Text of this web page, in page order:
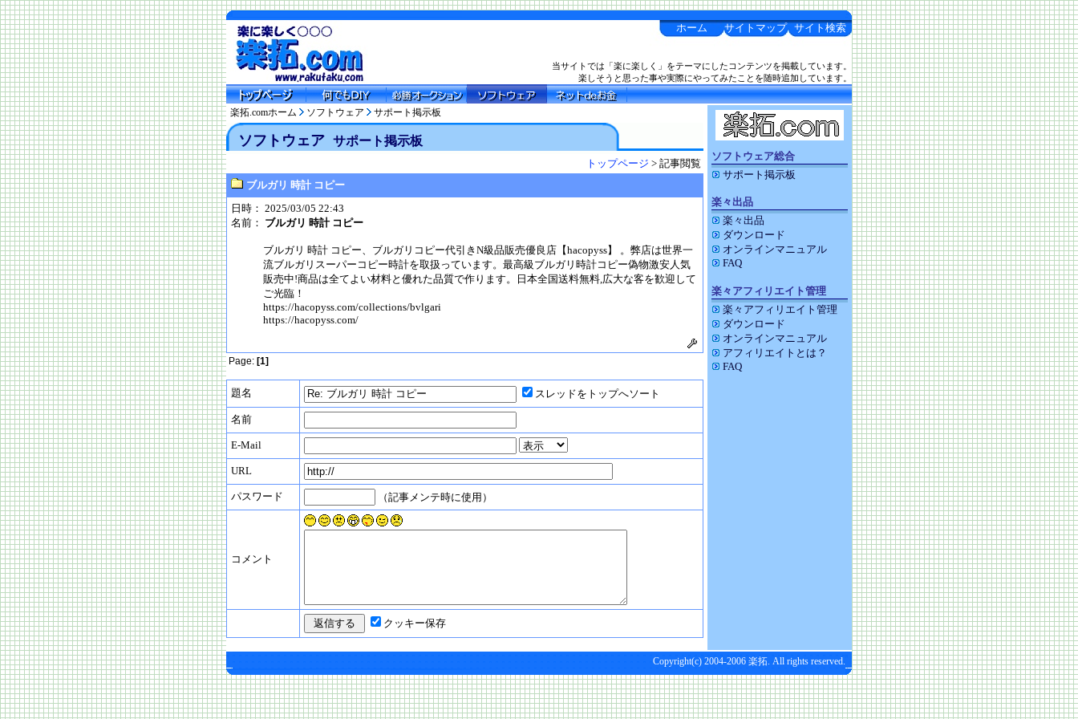
ホーム サイトマップ サイト検索
当サイトでは「楽に楽しく」をテーマにしたコンテンツを掲載しています。
楽しそうと思った事や実際にやってみたことを随時追加しています。
楽拓.comホーム ソフトウェア サポート掲示板
ソフトウェア サポート掲示板
トップページ > 記事閲覧
ブルガリ 時計 コピー
日時： 2025/03/05 22:43
名前： ブルガリ 時計 コピー
ブルガリ 時計 コピー、ブルガリコピー代引きN級品販売優良店【hacopyss】 。弊店は世界一
流ブルガリスーパーコピー時計を取扱っています。最高級ブルガリ時計コピー偽物激安人気
販売中!商品は全てよい材料と優れた品質で作ります。日本全国送料無料,広大な客を歓迎して
ご光臨！
https://hacopyss.com/collections/bvlgari
https://hacopyss.com/
Page: [1]
題名 スレッドをトップへソート
名前
E-Mail
URL
パスワード （記事メンテ時に使用）
コメント
クッキー保存
ソフトウェア総合
サポート掲示板
楽々出品
楽々出品
ダウンロード
オンラインマニュアル
FAQ
楽々アフィリエイト管理
楽々アフィリエイト管理
ダウンロード
オンラインマニュアル
アフィリエイトとは？
FAQ
Copyright(c) 2004-2006 楽拓. All rights reserved.